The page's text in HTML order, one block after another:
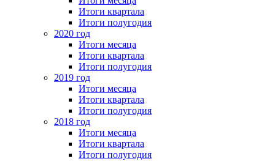
Итоги квартала
Итоги полугодия
2020 год
Итоги месяца
Итоги квартала
Итоги полугодия
2019 год
Итоги месяца
Итоги квартала
Итоги полугодия
2018 год
Итоги месяца
Итоги квартала
Итоги полугодия